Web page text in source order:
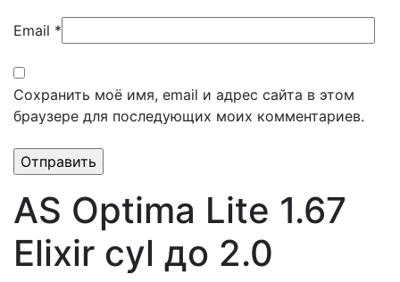
Email *
Сохранить моё имя, email и адрес сайта в этом
браузере для последующих моих комментариев.
AS Optima Lite 1.67
Elixir cyl до 2.0